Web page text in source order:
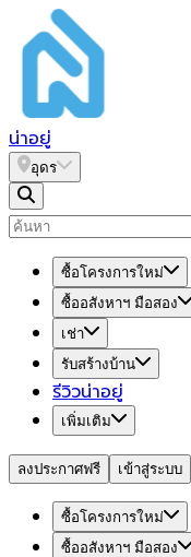
น่าอยู่
อุดร
ซื้อโครงการใหม่
ซื้ออสังหาฯ มือสอง
เช่า
รับสร้างบ้าน
รีวิวน่าอยู่
เพิ่มเติม
ลงประกาศฟรี เข้าสู่ระบบ
ซื้อโครงการใหม่
ซื้ออสังหาฯ มือสอง